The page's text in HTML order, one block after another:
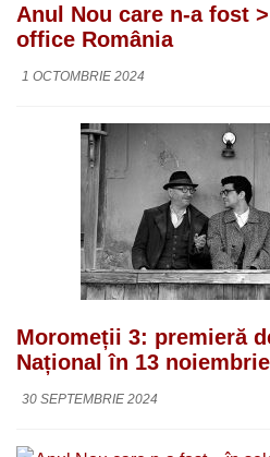
Anul Nou care n-a fost
office România
1 OCTOMBRIE 2024
Moromeții 3: premieră
Național în 13 noiembrie
30 SEPTEMBRIE 2024